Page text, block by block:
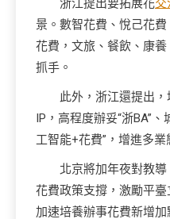
浙江提出要拓展花交
景。數智花費、悅己花
花費，文旅、餐飲、康
抓手。
此外，浙江還提出，
IP，高程度辦妥“浙BA”
工智能+花費”，增進多
北京將加年夜對教
花費政策支撐，激勵平臺
加速培養辦事花費新增加